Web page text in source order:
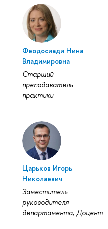
Феодосиади Нина
Владимировна
Старший
преподаватель
практики
Царьков Игорь
Николаевич
Заместитель
руководителя
департамента, Доцент